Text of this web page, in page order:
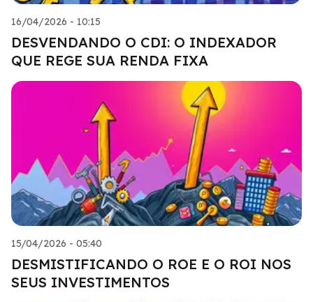
16/04/2026 - 10:15
DESVENDANDO O CDI: O INDEXADOR
QUE REGE SUA RENDA FIXA
15/04/2026 - 05:40
DESMISTIFICANDO O ROE E O ROI NOS
SEUS INVESTIMENTOS